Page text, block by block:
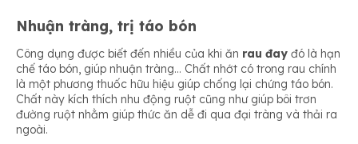
Nhuận tràng, trị táo bón
Công dụng được biết đến nhiều của khi ăn rau đay đó là hạn
chế táo bón, giúp nhuận tràng… Chất nhớt có trong rau chính
là một phương thuốc hữu hiệu giúp chống lại chứng táo bón.
Chất này kích thích nhu động ruột cũng như giúp bôi trơn
đường ruột nhằm giúp thức ăn dễ đi qua đại tràng và thải ra
ngoài.